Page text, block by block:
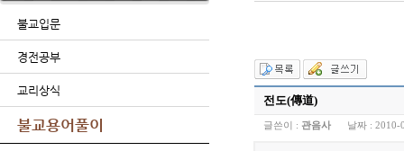
불교입문
경전공부
교리상식
불교용어풀이
전도(傳道)
글쓴이 : 관음사 날짜 : 2010-